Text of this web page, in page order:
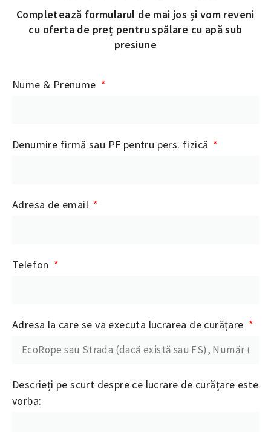
Completează formularul de mai jos și vom reveni
cu oferta de preț pentru spălare cu apă sub
presiune
Nume & Prenume
Denumire firmă sau PF pentru pers. fizică
Adresa de email
Telefon
Adresa la care se va executa lucrarea de curățare
Descrieți pe scurt despre ce lucrare de curățare este
vorba: